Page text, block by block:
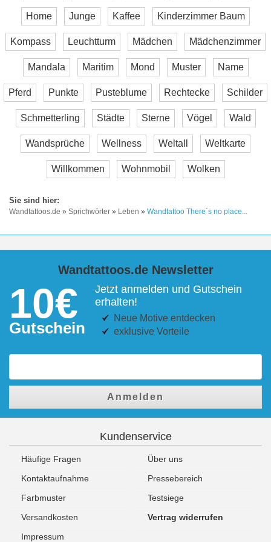
Home Junge Kaffee Kinderzimmer Baum
Kompass Leuchtturm Mädchen Mädchenzimmer
Mandala Maritim Mond Muster Name
Pferd Punkte Pusteblume Rechtecke Schilder
Schmetterling Städte Sterne Vögel Wald
Wandsprüche Wellness Weltall Weltkarte
Willkommen Wohnmobil Wolken
Wandtattoos.de » Sprichwörter » Leben » Wandtattoo There`s no place...
Wandtattoos.de Newsletter
10€
Gutschein
Jetzt anmelden und Gutschein
erhalten!
Neue Motive entdecken
exklusive Vorteile
Anmelden
Kundenservice
Häufige Fragen
Über uns
Kontaktaufnahme
Pressebereich
Farbmuster
Testsiege
Versandkosten
Vertrag widerrufen
Impressum